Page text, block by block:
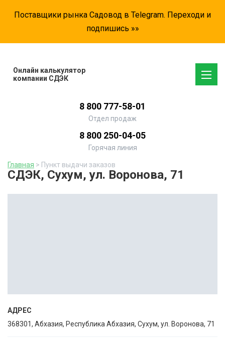
Поставщики рынка Садовод в Telegram. Переходи и
подпишись »»
Онлайн калькулятор
компании СДЭК
8 800 777-58-01
Отдел продаж
8 800 250-04-05
Горячая линия
Главная > Пункт выдачи заказов
СДЭК, Сухум, ул. Воронова, 71
АДРЕС
368301, Абхазия, Республика Абхазия, Сухум, ул. Воронова, 71